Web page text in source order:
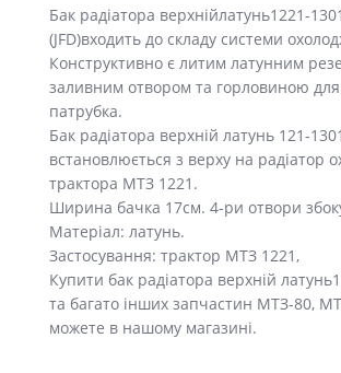
Бак радіатора верхнійлатунь1221-
(JFD)входить до складу системи
Конструктивно є литим латунним
заливним отвором та горловиною
патрубка.
Бак радіатора верхній латунь 121-
встановлюється з верху на радіатор
трактора МТЗ 1221.
Ширина бачка 17см. 4-ри отвори
Матеріал: латунь.
Застосування: трактор МТЗ 1221,
Купити бак радіатора верхній
та багато інших запчастин МТЗ-80,
можете в нашому магазині.